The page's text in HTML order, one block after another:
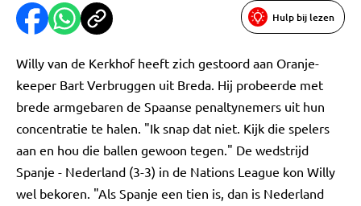
Hulp bij lezen
Willy van de Kerkhof heeft zich gestoord aan Oranje-
keeper Bart Verbruggen uit Breda. Hij probeerde met
brede armgebaren de Spaanse penaltynemers uit hun
concentratie te halen. "Ik snap dat niet. Kijk die spelers
aan en hou die ballen gewoon tegen." De wedstrijd
Spanje - Nederland (3-3) in de Nations League kon Willy
wel bekoren. "Als Spanje een tien is, dan is Nederland